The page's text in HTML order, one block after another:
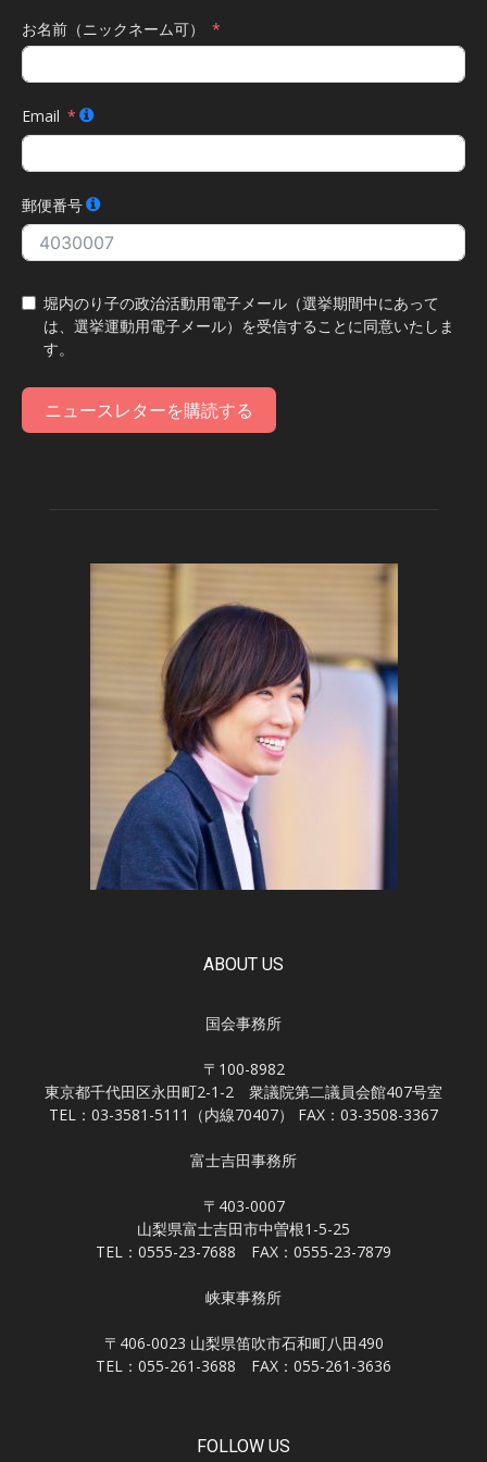
お名前（ニックネーム可）
Email
郵便番号
堀内のり子の政治活動用電子メール（選挙期間中にあって
は、選挙運動用電子メール）を受信することに同意いたしま
す。
ニュースレターを購読する
ABOUT US
国会事務所
〒100-8982
東京都千代田区永田町2-1-2 衆議院第二議員会館407号室
TEL：03-3581-5111（内線70407） FAX：03-3508-3367
富士吉田事務所
〒403-0007
山梨県富士吉田市中曽根1-5-25
TEL：0555-23-7688 FAX：0555-23-7879
峡東事務所
〒406-0023 山梨県笛吹市石和町八田490
TEL：055-261-3688 FAX：055-261-3636
FOLLOW US